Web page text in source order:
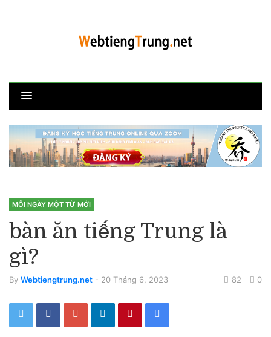
MỖI NGÀY MỘT TỪ MỚI
bàn ăn tiếng Trung là
gì?
By Webtiengtrung.net - 20 Tháng 6, 2023 82 0